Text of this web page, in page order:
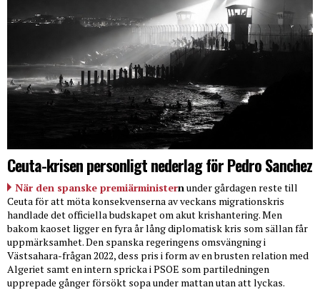
Ceuta-krisen personligt nederlag för Pedro Sanchez
När den spanske premiärministern under gårdagen reste till
Ceuta för att möta konsekvenserna av veckans migrationskris
handlade det officiella budskapet om akut krishantering. Men
bakom kaoset ligger en fyra år lång diplomatisk kris som sällan får
uppmärksamhet. Den spanska regeringens omsvängning i
Västsahara-frågan 2022, dess pris i form av en brusten relation med
Algeriet samt en intern spricka i PSOE som partiledningen
upprepade gånger försökt sopa under mattan utan att lyckas.